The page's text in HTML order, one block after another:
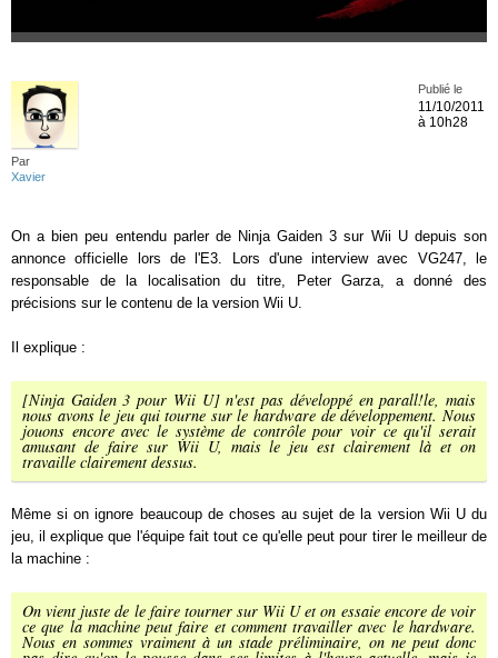
Par
Xavier
Publié le
11/10/2011
à 10h28
On a bien peu entendu parler de Ninja Gaiden 3 sur Wii U depuis son
annonce officielle lors de l'E3. Lors d'une interview avec VG247, le
responsable de la localisation du titre, Peter Garza, a donné des
précisions sur le contenu de la version Wii U.
Il explique :
[Ninja Gaiden 3 pour Wii U] n'est pas développé en parall!le, mais
nous avons le jeu qui tourne sur le hardware de développement. Nous
jouons encore avec le système de contrôle pour voir ce qu'il serait
amusant de faire sur Wii U, mais le jeu est clairement là et on
travaille clairement dessus.
Même si on ignore beaucoup de choses au sujet de la version Wii U du
jeu, il explique que l'équipe fait tout ce qu'elle peut pour tirer le meilleur de
la machine :
On vient juste de le faire tourner sur Wii U et on essaie encore de voir
ce que la machine peut faire et comment travailler avec le hardware.
Nous en sommes vraiment à un stade préliminaire, on ne peut donc